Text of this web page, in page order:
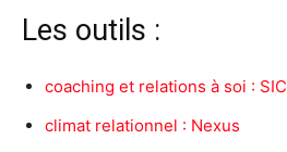
Les outils :
coaching et relations à soi : SIC
climat relationnel : Nexus